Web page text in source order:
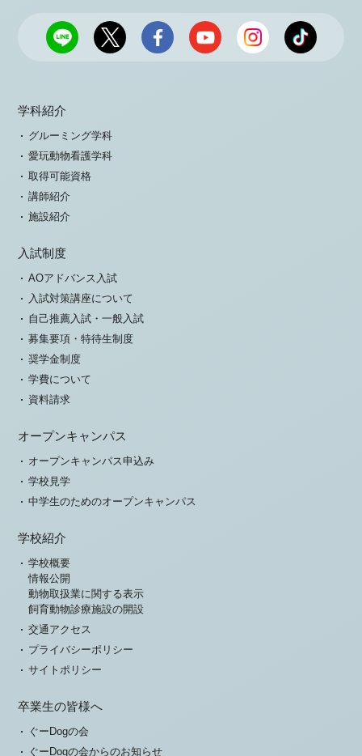
学科紹介
グルーミング学科
愛玩動物看護学科
取得可能資格
講師紹介
施設紹介
入試制度
AOアドバンス入試
入試対策講座について
自己推薦入試・一般入試
募集要項・特待生制度
奨学金制度
学費について
資料請求
オープンキャンパス
オープンキャンパス申込み
学校見学
中学生のためのオープンキャンパス
学校紹介
学校概要
情報公開
動物取扱業に関する表示
飼育動物診療施設の開設
交通アクセス
プライバシーポリシー
サイトポリシー
卒業生の皆様へ
ぐーDogの会
ぐーDogの会からのお知らせ